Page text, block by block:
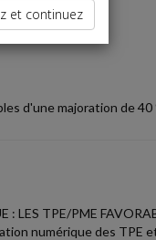
d'une majoration de
LES TPE/PME
numérique des TPE
et continuez